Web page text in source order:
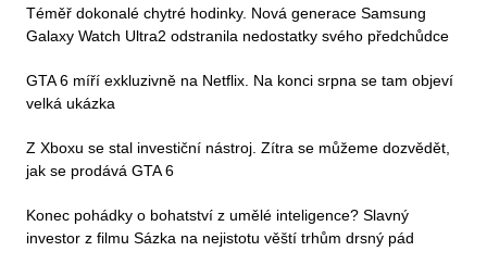
Téměř dokonalé chytré hodinky. Nová generace Samsung
Galaxy Watch Ultra2 odstranila nedostatky svého předchůdce
GTA 6 míří exkluzivně na Netflix. Na konci srpna se tam objeví
velká ukázka
Z Xboxu se stal investiční nástroj. Zítra se můžeme dozvědět,
jak se prodává GTA 6
Konec pohádky o bohatství z umělé inteligence? Slavný
investor z filmu Sázka na nejistotu věští trhům drsný pád